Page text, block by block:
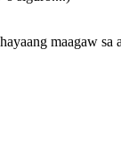
maagaw sa